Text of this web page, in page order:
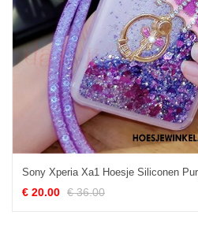
€ 20.00 € 36.00